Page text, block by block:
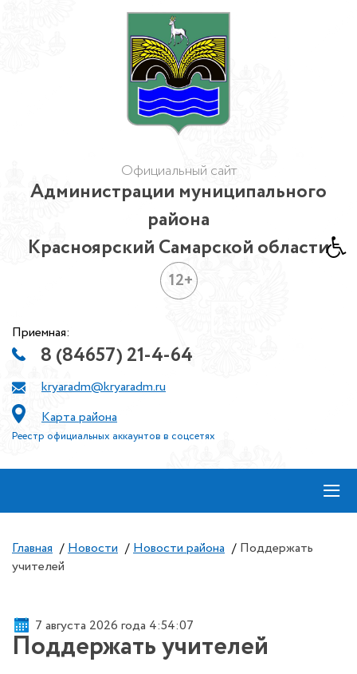
Официальный сайт
Администрации муниципального
района
Красноярский Самарской области
12+
Приемная:
8 (84657) 21-4-64
kryaradm@kryaradm.ru
Карта района
Реестр официальных аккаунтов в соцсетях
≡
Главная / Новости / Новости района / Поддержать
учителей
7 августа 2026 года 4:54:08
Поддержать учителей